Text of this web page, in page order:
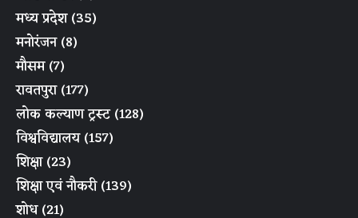
मध्य प्रदेश(35)
मनोरंजन(8)
मौसम(7)
रावतपुरा(177)
लोक कल्याण ट्रस्ट(128)
विश्वविद्यालय(157)
शिक्षा(23)
शिक्षा एवं नौकरी(139)
शोध(21)